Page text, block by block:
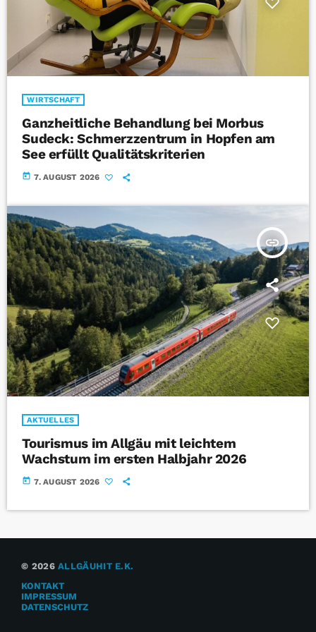
WIRTSCHAFT
Ganzheitliche Behandlung bei Morbus
Sudeck: Schmerzzentrum in Hopfen am
See erfüllt Qualitätskriterien
today 7. AUGUST 2026
insert_link
AKTUELLES
Tourismus im Allgäu mit leichtem
Wachstum im ersten Halbjahr 2026
today 7. AUGUST 2026
© 2026ALLGÄUHIT E.K.
KONTAKT
IMPRESSUM
DATENSCHUTZ